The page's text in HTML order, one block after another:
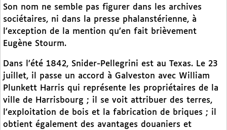
Son nom ne semble pas figurer dans les archives
sociétaires, ni dans la presse phalanstérienne, à
l’exception de la mention qu’en fait brièvement
Eugène Stourm.
Dans l’été 1842, Snider-Pellegrini est au Texas. Le 23
juillet, il passe un accord à Galveston avec William
Plunkett Harris qui représente les propriétaires de la
ville de Harrisbourg ; il se voit attribuer des terres,
l’exploitation de bois et la fabrication de briques ; il
obtient également des avantages douaniers et